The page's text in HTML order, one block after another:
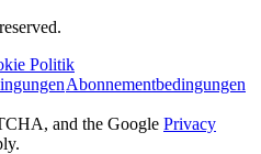
Politik
Abonnementbedingungen
and the Google Privacy